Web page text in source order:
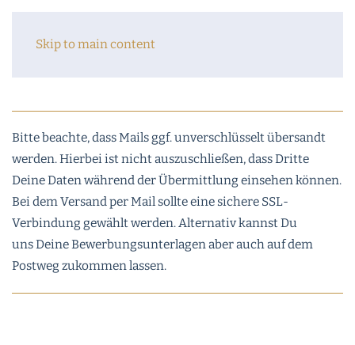
Skip to main content
Bitte beachte, dass Mails ggf. unverschlüsselt übersandt
werden. Hierbei ist nicht auszuschließen, dass Dritte
Deine Daten während der Übermittlung einsehen können.
Bei dem Versand per Mail sollte eine sichere SSL-
Verbindung gewählt werden. Alternativ kannst Du
uns Deine Bewerbungsunterlagen aber auch auf dem
Postweg zukommen lassen.